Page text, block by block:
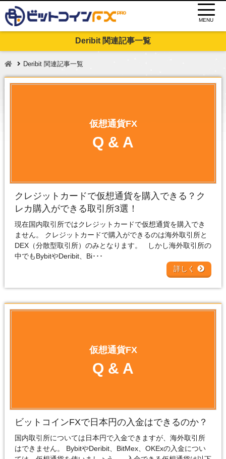
MENU
Deribit 関連記事一覧
Deribit 関連記事一覧
仮想通貨FX
Q & A
クレジットカードで仮想通貨を購入できる？ク
レカ購入ができる取引所3選！
現在国内取引所ではクレジットカードで仮想通貨を購入でき
ません。 クレジットカードで購入ができるのは海外取引所と
DEX（分散型取引所）のみとなります。 しかし海外取引所の
中でもBybitやDeribit、Bi･･･
詳しく
仮想通貨FX
Q & A
ビットコインFXで日本円の入金はできるのか？
国内取引所については日本円で入金できますが、海外取引所
はできません。 BybitやDeribit、BitMex、OKExの入金につい